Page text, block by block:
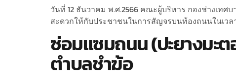
วันที่ 12 ธันวาคม พ.ศ.2566 คณะผู้บริหาร กองช่างเท
สะดวกให้กับประชาชนในการสัญจรบนท้องถนนในเว
ซ่อมแซมถนน (ปะยางมะ
ตำบลชำฆ้อ